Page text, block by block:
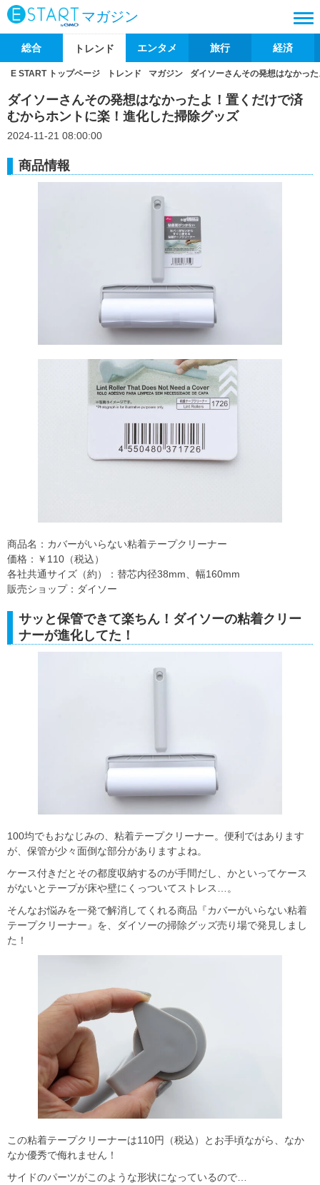
マガジン
総合 トレンド エンタメ 旅行 経済
E START トップページ トレンド マガジン ダイソーさんその発想はなかっ
ダイソーさんその発想はなかったよ！置くだけで済
むからホントに楽！進化した掃除グッズ
2024-11-21 08:00:00
商品情報
商品名：カバーがいらない粘着テープクリーナー
価格：￥110（税込）
各社共通サイズ（約）：替芯内径38mm、幅160mm
販売ショップ：ダイソー
サッと保管できて楽ちん！ダイソーの粘着クリー
ナーが進化してた！
100均でもおなじみの、粘着テープクリーナー。便利ではあります
が、保管が少々面倒な部分がありますよね。
ケース付きだとその都度収納するのが手間だし、かといってケース
がないとテープが床や壁にくっついてストレス…。
そんなお悩みを一発で解消してくれる商品『カバーがいらない粘着
テープクリーナー』を、ダイソーの掃除グッズ売り場で発見しまし
た！
この粘着テープクリーナーは110円（税込）とお手頃ながら、なか
なか優秀で侮れません！
サイドのパーツがこのような形状になっているので…